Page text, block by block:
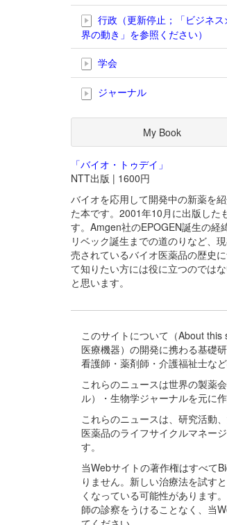
行政（更新停止；「ビジネス
界の動き」を参照ください）
学会
ジャーナル
My Book
「バイオ・トゥデイ」
NTT出版 | 1600円
バイオを応用して開発中の新薬を
た本です。2001年10月に出版した
す。Amgen社のEPOGEN誕生の経
リベック誕生までの道のりなど、
売されているバイオ医薬品の歴史
て知りたい方には役に立つのでは
と思います。
このサイトについて（About
医療機器）の開発に携わる基礎
看護師・薬剤師・介護福祉士な
これらのニュースは世界の製薬
ル）・生物学ジャーナルを元に作
これらのニュースは、研究活動
医薬品のライフサイクルマネー
す。
当Webサイトの著作権はすべて
りません。新しい治療法を試す
くなっている可能性があります
師の診察をうけることなく、当